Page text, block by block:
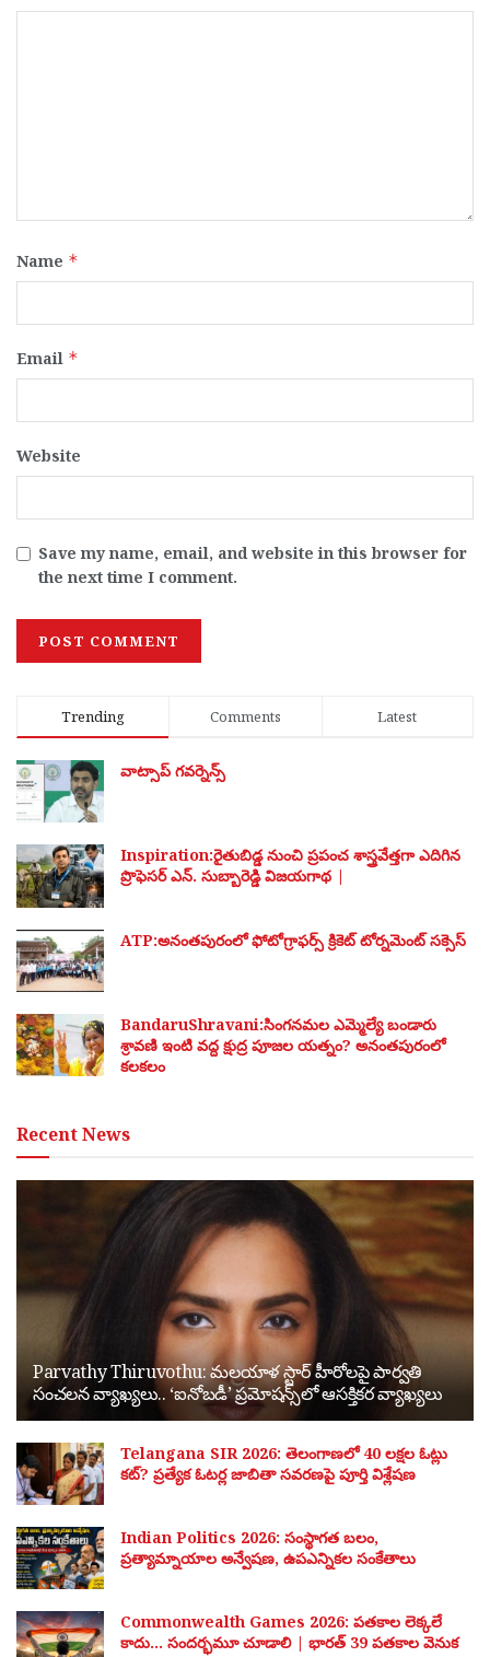
Name *
Email *
Website
Save my name, email, and website in this browser for
the next time I comment.
Trending Comments Latest
వాట్సాప్ గవర్నెన్స్
Inspiration:రైతుబిడ్డ నుంచి ప్రపంచ శాస్త్రవేత్తగా ఎదిగిన
ప్రొఫెసర్ ఎన్. సుబ్బారెడ్డి విజయగాథ |
ATP:అనంతపురంలో ఫోటోగ్రాఫర్స్ క్రికెట్ టోర్నమెంట్ సక్సెస్
BandaruShravani:సింగనమల ఎమ్మెల్యే బండారు
శ్రావణి ఇంటి వద్ద క్షుద్ర పూజల యత్నం? అనంతపురంలో
కలకలం
Recent News
Parvathy Thiruvothu: మలయాళ స్టార్ హీరోలపై పార్వతి
సంచలన వ్యాఖ్యలు.. ‘ఐనోబడీ’ ప్రమోషన్స్‌లో ఆసక్తికర వ్యాఖ్యలు
Telangana SIR 2026: తెలంగాణలో 40 లక్షల ఓట్లు
కట్? ప్రత్యేక ఓటర్ల జాబితా సవరణపై పూర్తి విశ్లేషణ
Indian Politics 2026: సంస్థాగత బలం,
ప్రత్యామ్నాయాల అన్వేషణ, ఉపఎన్నికల సంకేతాలు
Commonwealth Games 2026: పతకాల లెక్కలే
కాదు… సందర్భమూ చూడాలి | భారత్ 39 పతకాల వెనుక